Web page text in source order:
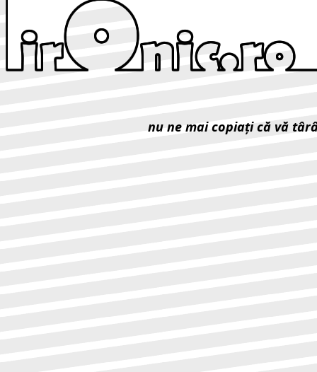
nu ne mai copiaţi că vă